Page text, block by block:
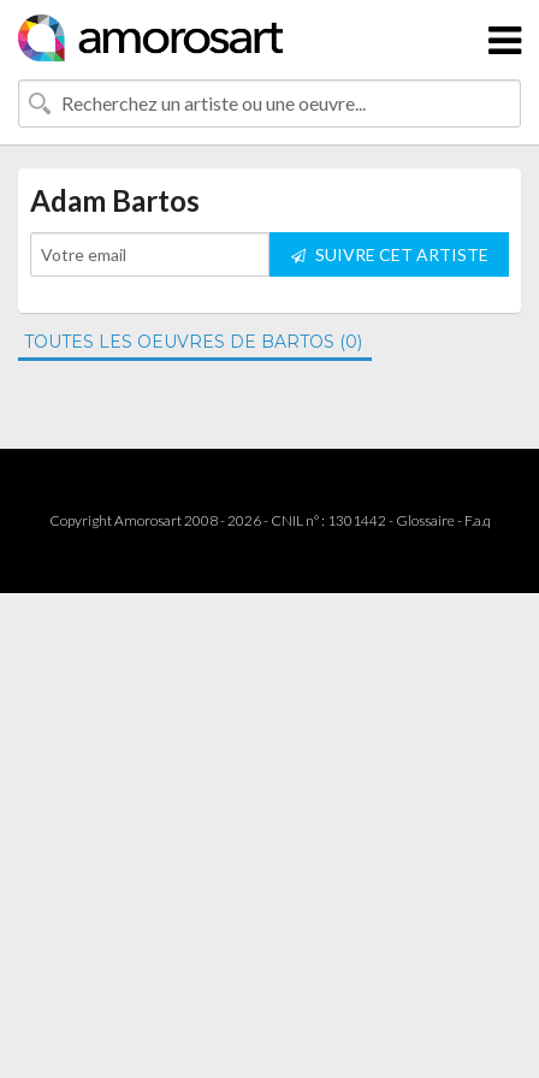
Adam Bartos
SUIVRE CET ARTISTE
TOUTES LES OEUVRES DE BARTOS (0)
Copyright Amorosart 2008 - 2026 - CNIL n° : 1301442 - Glossaire- F.a.q